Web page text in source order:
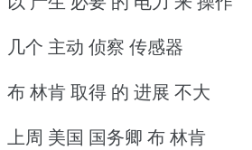
几个 主动 侦察 传感器
布 林肯 取得 的 进展 不大
上周 美国 国务卿 布 林肯